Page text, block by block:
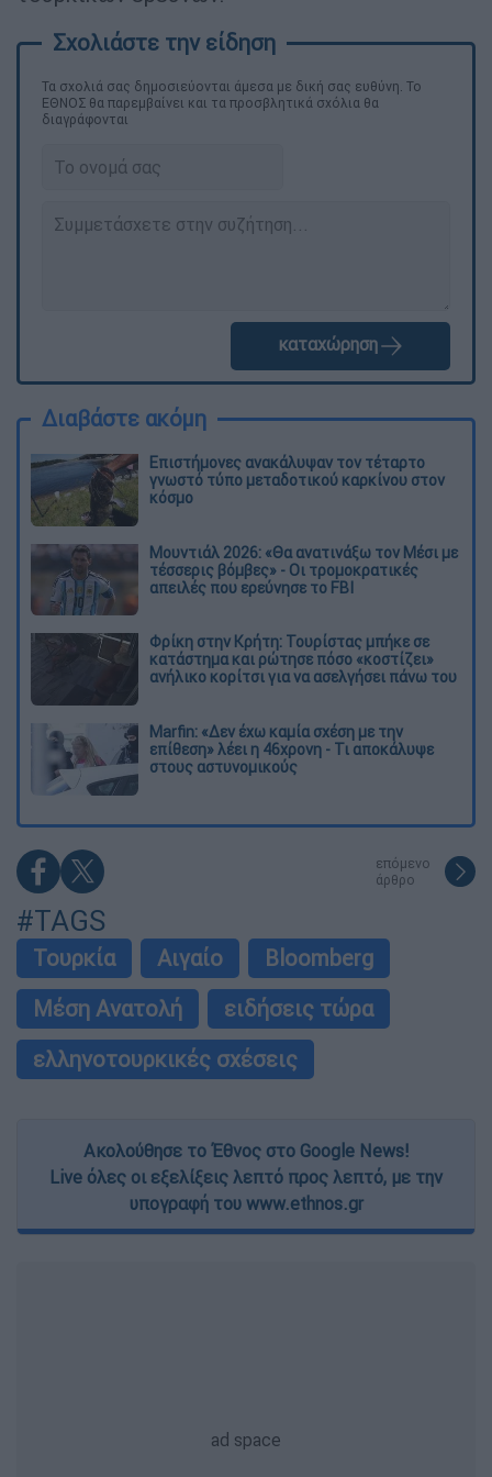
Τα σχολιά σας δημοσιεύονται άμεσα με δική σας ευθύνη. Το
ΕΘΝΟΣ θα παρεμβαίνει και τα προσβλητικά σχόλια θα
διαγράφονται
καταχώρηση
Διαβάστε ακόμη
Επιστήμονες ανακάλυψαν τον τέταρτο
γνωστό τύπο μεταδοτικού καρκίνου στον
κόσμο
Μουντιάλ 2026: «Θα ανατινάξω τον Μέσι με
τέσσερις βόμβες» - Οι τρομοκρατικές
απειλές που ερεύνησε το FBI
Φρίκη στην Κρήτη: Τουρίστας μπήκε σε
κατάστημα και ρώτησε πόσο «κοστίζει»
ανήλικο κορίτσι για να ασελγήσει πάνω του
Marfin: «Δεν έχω καμία σχέση με την
επίθεση» λέει η 46χρονη - Τι αποκάλυψε
στους αστυνομικούς
επόμενο
άρθρο
#TAGS
Τουρκία Αιγαίο
Bloomberg
Μέση Ανατολή
ειδήσεις τώρα
ελληνοτουρκικές σχέσεις
Ακολούθησε το Έθνος στο Google News!
Live όλες οι εξελίξεις λεπτό προς λεπτό, με την
υπογραφή του www.ethnos.gr